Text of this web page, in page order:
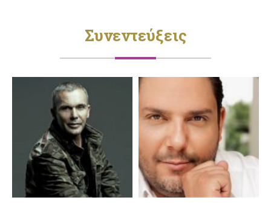
Συνεντεύξεις